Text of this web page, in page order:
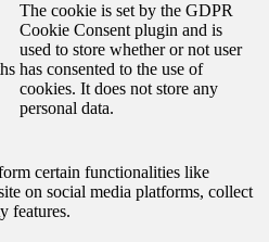
The cookie is set by the GDPR
Cookie Consent plugin and is
used to store whether or not user
has consented to the use of
cookies. It does not store any
personal data.
certain functionalities like
on social media platforms, collect
features.